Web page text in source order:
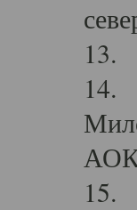
13.
14.
15.